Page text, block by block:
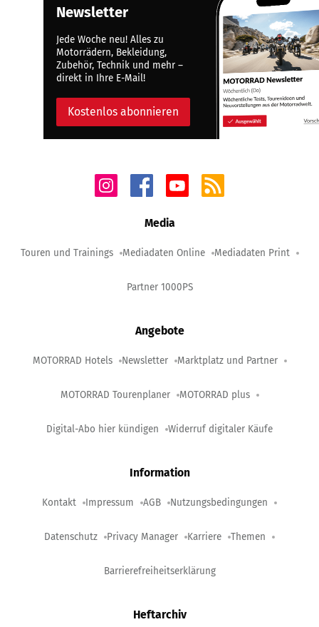
Newsletter
Jede Woche neu! Alles zu
Motorrädern, Bekleidung,
Zubehör, Technik und mehr –
direkt in Ihre E-Mail!
Kostenlos abonnieren
Media
Touren und Trainings Mediadaten Online Mediadaten Print
Partner 1000PS
Angebote
MOTORRAD Hotels Newsletter Marktplatz und Partner
MOTORRAD Tourenplaner MOTORRAD plus
Digital-Abo hier kündigen Widerruf digitaler Käufe
Information
Kontakt Impressum AGB Nutzungsbedingungen
Datenschutz Privacy Manager Karriere Themen
Barrierefreiheitserklärung
Heftarchiv